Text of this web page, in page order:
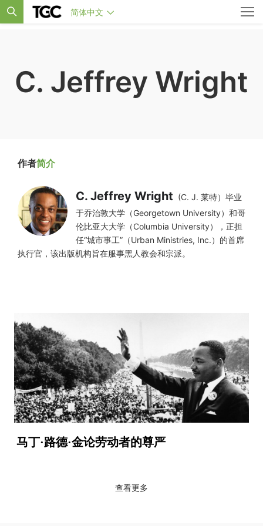
简体中文
C. Jeffrey Wright
作者简介
C. Jeffrey Wright (C. J. 莱特）毕业
于乔治敦大学（Georgetown University）和哥
伦比亚大大学（Columbia University），正担
任“城市事工”（Urban Ministries, Inc.）的首席
执行官，该出版机构旨在服事黑人教会和宗派。
马丁·路德·金论劳动者的尊严
查看更多